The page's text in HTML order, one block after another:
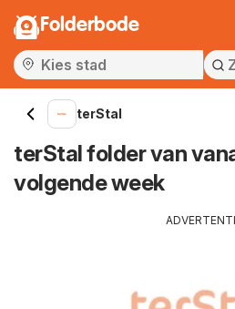
Folderbode
terStal
terStal folder van
volgende week